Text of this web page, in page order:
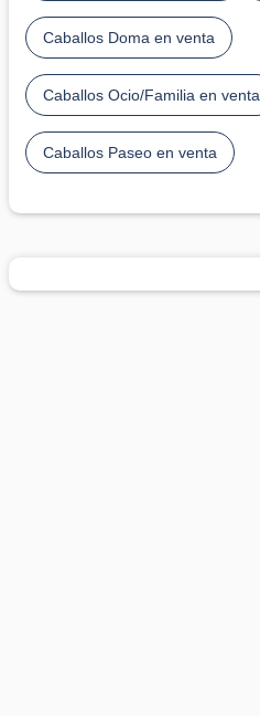
Caballos Doma en venta
Caballos Ocio/Familia en venta
Caballos Paseo en venta